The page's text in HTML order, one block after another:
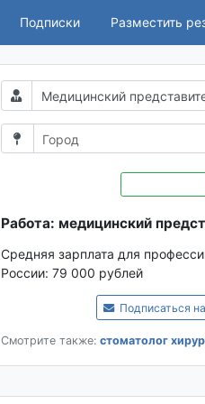
Подписки Разместить
Работа: медицинский
Средняя зарплата для
России: 79 000 рублей
Подписаться
Смотрите также: стоматолог